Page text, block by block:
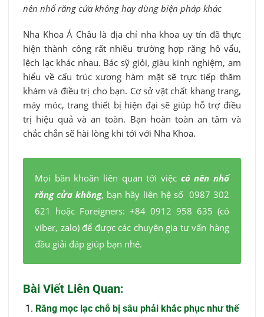
nên nhổ răng cửa không hay dùng biện pháp khác
Nha Khoa Á Châu là địa chỉ nha khoa uy tín đã thực
hiện thành công rất nhiều trường hợp răng hô vẩu,
lệch lạc khác nhau. Bác sỹ giỏi, giàu kinh nghiệm, am
hiểu về cấu trúc xương hàm mặt sẽ trực tiếp thăm
khám và điều trị cho bạn. Cơ sở vật chất khang trang,
máy móc, trang thiết bị hiện đại sẽ giúp hỗ trợ điều
trị hiệu quả và an toàn. Bạn hoàn toàn an tâm và
chắc chắn sẽ hài lòng khi tới với Nha Khoa.
Mọi băn khoăn liên quan tới việc có nên nhổ
răng cửa không, bạn hãy liên hệ số 0987 302
621 hoặc Foreigners: +84 0912 958 635 (có
viber, zalo) để được các chuyên gia tư vấn hàng
đầu giải đáp giúp bạn nhé.
Bài Viết Liên Quan:
Răng mọc lạc chỗ bị sâu phải khắc phục như thế